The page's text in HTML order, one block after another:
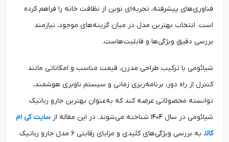
فناوری‌های پیشرفته، تجربه‌ای نوین از نظافت خانه را فراهم کرده
است. انتخاب بهترین مدل در میان گزینه‌های موجود، نیازمند
بررسی دقیق ویژگی‌ها و قابلیت‌هاست.
شیائومی با ترکیب طراحی مدرن، قیمت مناسب و امکاناتی مانند
کنترل از راه دور، برنامه‌ریزی زمانی و سیستم ناوبری هوشمند،
توانسته محصولاتی عرضه کند که به‌عنوان بهترین جارو رباتیک
شیائومی در سال ۱۴۰۴ شناخته می‌شوند. در این مقاله از
سایت کی ام
، به بررسی ویژگی‌های کلیدی و مزایای رقابتی ۶ مدل جارو رباتیک